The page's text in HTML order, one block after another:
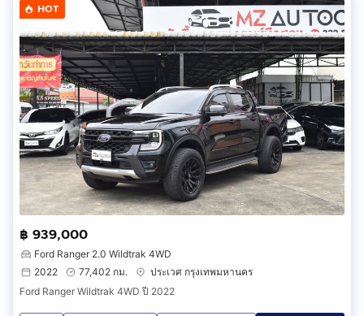
HOT
฿ 939,000
Ford Ranger 2.0 Wildtrak 4WD
2022
77,402 กม.
ประเวศ กรุงเทพมหานคร
Ford Ranger Wildtrak 4WD ปี 2022